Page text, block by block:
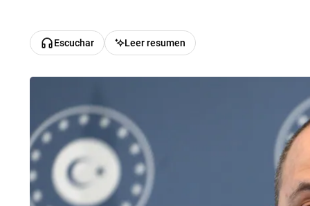
Escuchar Leer resumen